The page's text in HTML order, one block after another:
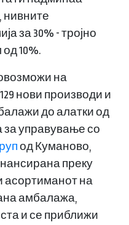
нивните
за 30% - тројно
10%.
на
нови производи и
до алатки од
за управување со
од Куманово,
преку
асортиманот на
амбалажа,
и се приближи